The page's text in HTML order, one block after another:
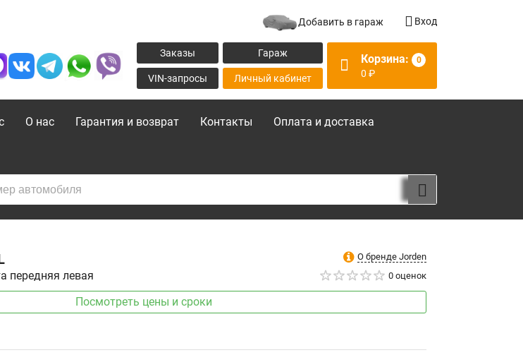
Добавить в гараж Вход
Заказы
VIN-запросы
Гараж
Личный кабинет
Корзина: 0
0 ₽
О нас Гарантия и возврат Контакты Оплата и доставка
О бренде Jorden
0 оценок
передняя левая
Посмотреть цены и сроки